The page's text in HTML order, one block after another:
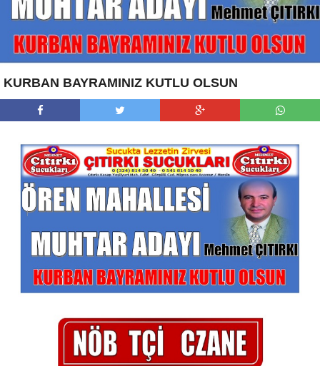
KURBAN BAYRAMINIZ KUTLU OLSUN